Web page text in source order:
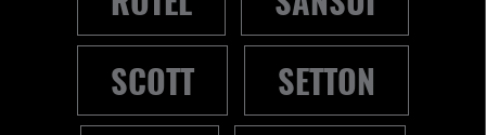
SCOTT
SETTON